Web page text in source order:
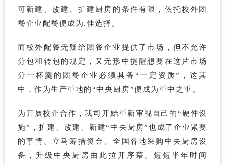
可新建、改建、扩建厨房的条件有限，依托校外团
餐企业配餐便成为.佳选择。
而校外配餐无疑给团餐企业提供了市场，但不允许
分包和转包的规定，又无形中提醒想要在这片市场
分一杯羹的团餐企业必须具备 “一定资质”，这其
中，作为生产重地的“中央厨房”便成为重中之重。
为开展校企合作 ，我司开始重新审视自己的“硬件设
施”，扩建、改建、新建“中央厨房”也成了企业紧要
的事情。 立马筹措资金、全国各地采购中央厨房设
备，升级中央厨房由此拉开序幕。短短半年时间